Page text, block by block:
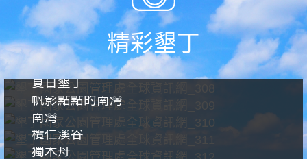
精彩墾丁
夏日墾丁
帆影點點的南灣
南灣
欖仁溪谷
獨木舟